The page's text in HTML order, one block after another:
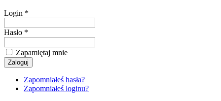
Login *
Hasło *
Zapamiętaj mnie
Zapomniałeś hasła?
Zapomniałeś loginu?